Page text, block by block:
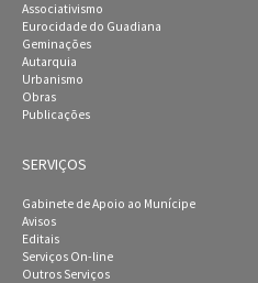
Associativismo
Eurocidade do Guadiana
Geminações
Autarquia
Urbanismo
Obras
Publicações
SERVIÇOS
Gabinete de Apoio ao Munícipe
Avisos
Editais
Serviços On-line
Outros Serviços